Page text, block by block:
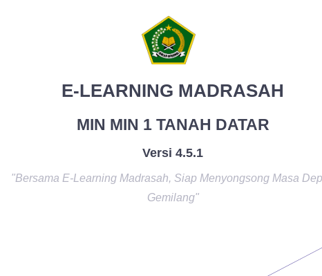
E-LEARNING MADRASAH
MIN MIN 1 TANAH DATAR
Versi 4.5.1
"Bersama E-Learning Madrasah, Siap Menyongsong Masa
Gemilang"